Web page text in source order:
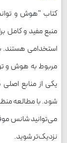
کتاب "هوش و
منبع مفید و کامل
استخدامی هستند.
مربوط به هوش و
یکی از منابع
شود. با مطالعه
می‌توانید شانس
نزدیک‌تر شوید.